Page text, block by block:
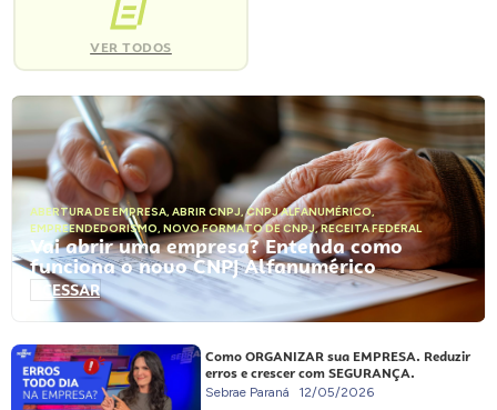
VER TODOS
ABERTURA DE EMPRESA, ABRIR CNPJ,CNPJ ALFANUMÉRICO,
EMPREENDEDORISMO, NOVO FORMATO DE CNPJ,RECEITA FEDERAL
Vai abrir uma empresa? Entenda como
funciona o novo CNPJ Alfanumérico
ACESSAR
Como ORGANIZAR sua EMPRESA. Reduzir
erros e crescer com SEGURANÇA.
Sebrae Paraná 12/05/2026